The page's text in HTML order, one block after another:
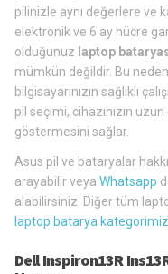
pilinizle aynı değerlere ve
elektronik ve 6 ay hücre
olduğunuz laptop
mümkün değildir. Bu
bilgisayarınızın sağlıklı
pil seçimi, cihazınızın
göstermesini sağlar.
Asus pil ve bataryalar
arayabilir veya Whatsapp
alabilirsiniz. Diğer tüm
laptop batarya
Dell Inspiron13R